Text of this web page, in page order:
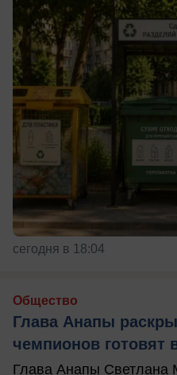
сегодня в 18:04
Общество
Глава Анапы
чемпионов готовят
Глава Анапы Светлана